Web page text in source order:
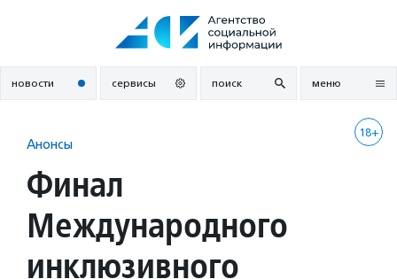
новости сервисы поиск меню
18+
Анонсы
Финал
Международного
инклюзивного